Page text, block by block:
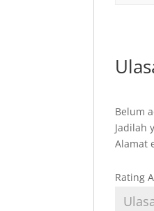
Belum
Jadilah
Alamat
Rating